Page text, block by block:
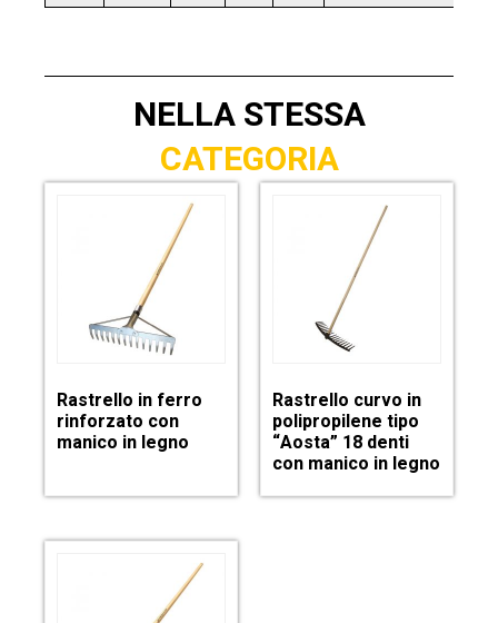
NELLA STESSA
CATEGORIA
Rastrello in ferro
rinforzato con
manico in legno
Rastrello curvo in
polipropilene tipo
“Aosta” 18 denti
con manico in legno